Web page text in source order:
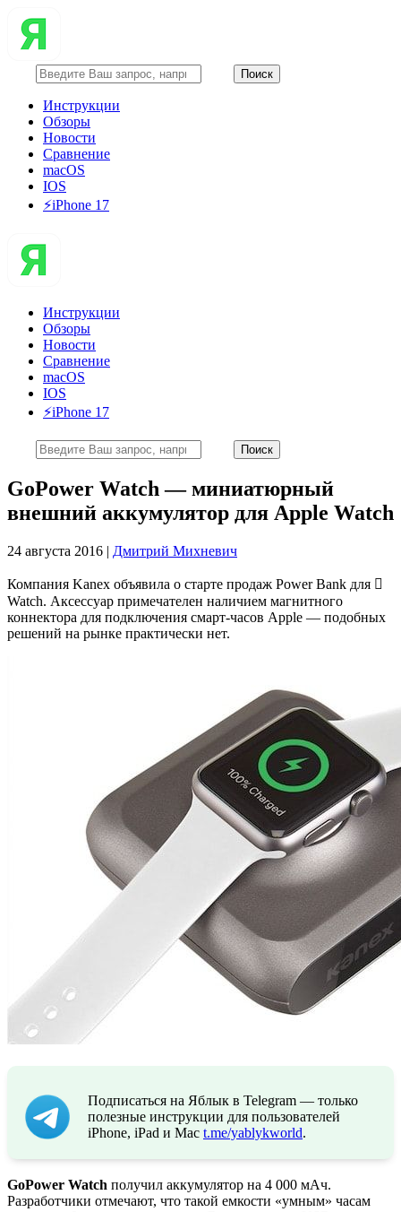
Инструкции
Обзоры
Новости
Сравнение
macOS
IOS
⚡️iPhone 17
Инструкции
Обзоры
Новости
Сравнение
macOS
IOS
⚡️iPhone 17
GoPower Watch — миниатюрный
внешний аккумулятор для Apple Watch
24 августа 2016 | Дмитрий Михневич
Компания Kanex объявила о старте продаж Power Bank для 
Watch. Аксессуар примечателен наличием магнитного
коннектора для подключения смарт-часов Apple — подобных
решений на рынке практически нет.
Подписаться на Яблык в Telegram — только
полезные инструкции для пользователей
iPhone, iPad и Mac t.me/yablykworld.
GoPower Watch получил аккумулятор на 4 000 мАч.
Разработчики отмечают, что такой емкости «умным» часам